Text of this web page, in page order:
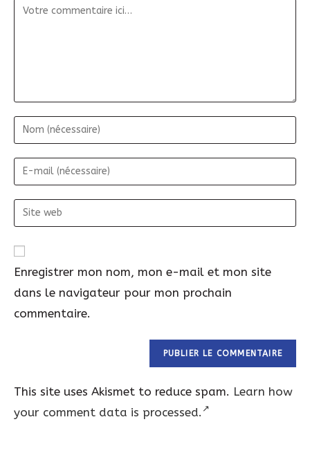
Commentaire
Nom
E-
mail
Site
web
Enregistrer mon nom, mon e-mail et mon site
dans le navigateur pour mon prochain
commentaire.
This site uses Akismet to reduce spam. Learn how
your comment data is processed.